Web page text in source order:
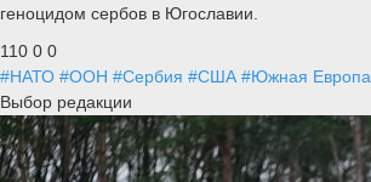
геноцидом сербов в Югославии.
110 0 0
#НАТО #ООН #Сербия #США #Южная Европа
Выбор редакции